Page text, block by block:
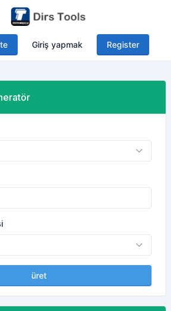
Giriş yapmak Register
üret